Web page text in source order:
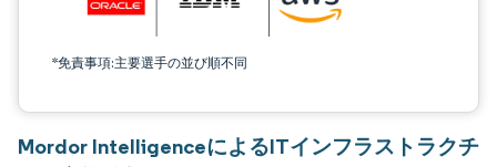
*免責事項:主要選手の並び順不同
Mordor IntelligenceによるITインフラストラクチ